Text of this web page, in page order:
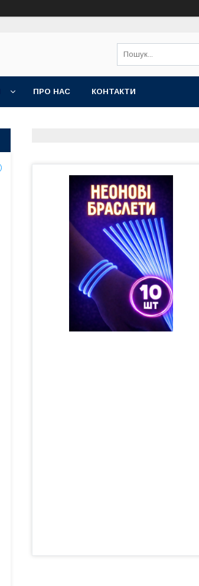
ПРО НАС КОНТАКТИ